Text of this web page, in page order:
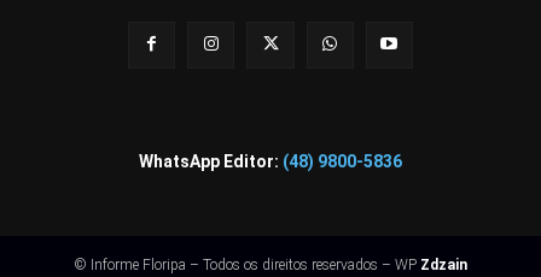
WhatsApp Editor: (48) 9800-5836
© Informe Floripa – Todos os direitos reservados – WP Zdzain